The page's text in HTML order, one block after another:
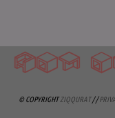
HOT
© COPYRIGHTZIQQURAT/ /